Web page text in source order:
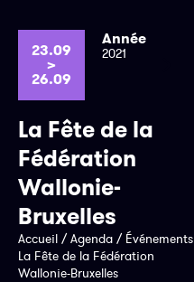
23.09
>
26.09
Année
2021
La Fête de la
Fédération
Wallonie-
Bruxelles
Accueil /Agenda / Événements
La Fête de la Fédération
Wallonie-Bruxelles